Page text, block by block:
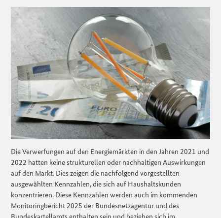
Die Verwerfungen auf den Energiemärkten in den Jahren 2021 und
2022 hatten keine strukturellen oder nachhaltigen Auswirkungen
auf den Markt. Dies zeigen die nachfolgend vorgestellten
ausgewählten Kennzahlen, die sich auf Haushaltskunden
konzentrieren. Diese Kennzahlen werden auch im kommenden
Monitoringbericht 2025 der Bundesnetzagentur und des
Bundeskartellamts enthalten sein und beziehen sich im